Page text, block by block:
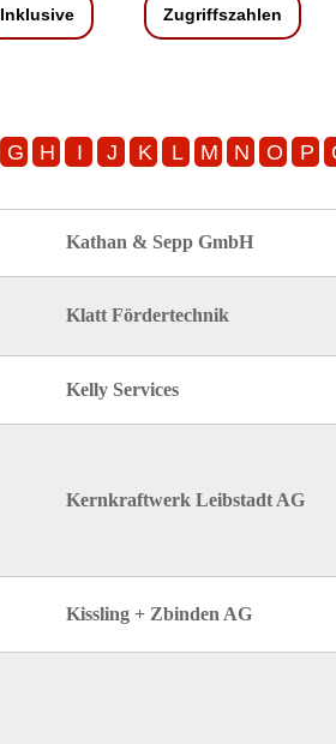
Inklusive Zugriffszahlen
G H I J K L M N O P
Kathan & Sepp GmbH
Klatt Fördertechnik
Kelly Services
Kernkraftwerk Leibstadt AG
Kissling + Zbinden AG